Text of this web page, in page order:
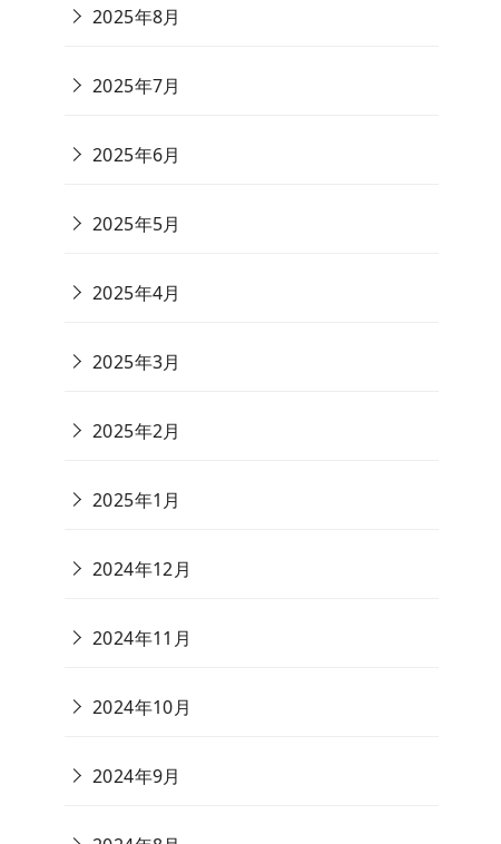
2025年8月
2025年7月
2025年6月
2025年5月
2025年4月
2025年3月
2025年2月
2025年1月
2024年12月
2024年11月
2024年10月
2024年9月